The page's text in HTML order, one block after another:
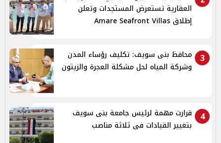
العقارية تستعرض المستجدات وتعلن
إطلاق Amare Seafront Villas
3
محافظ بنى سويف: تكليف رؤساء المدن
وشركة المياه لحل مشكلة العجرة والزيتون
4
قرارت مهمة لرئيس جامعة بنى سويف
بتغيير القيادات فى ثلاثة مناصب